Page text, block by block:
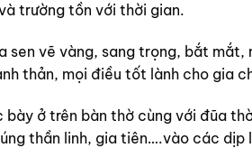
trường tồn với thời gian.
sen vẽ vàng, sang trọng, bắt mắt,
thản, mọi điều tốt lành cho gia
ở trên bàn thờ cùng với đũa
thần linh, gia tiên….vào các